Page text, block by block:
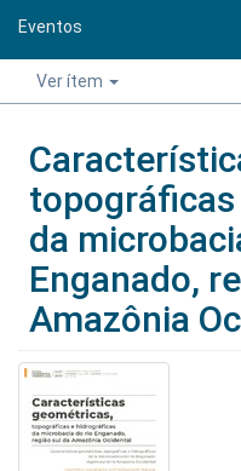
Eventos
Ver ítem
da
Enganado,
Amazônia